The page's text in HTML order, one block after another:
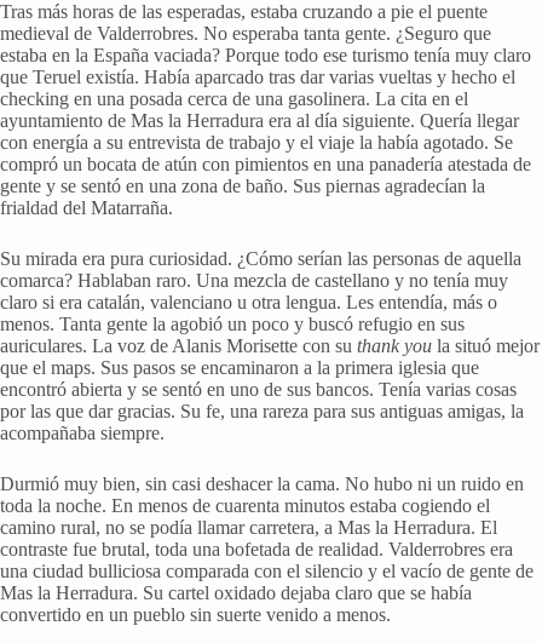
Tras más horas de las esperadas, estaba cruzando a pie el puente
medieval de Valderrobres. No esperaba tanta gente. ¿Seguro que
estaba en la España vaciada? Porque todo ese turismo tenía muy claro
que Teruel existía. Había aparcado tras dar varias vueltas y hecho el
checking en una posada cerca de una gasolinera. La cita en el
ayuntamiento de Mas la Herradura era al día siguiente. Quería llegar
con energía a su entrevista de trabajo y el viaje la había agotado. Se
compró un bocata de atún con pimientos en una panadería atestada de
gente y se sentó en una zona de baño. Sus piernas agradecían la
frialdad del Matarraña.
Su mirada era pura curiosidad. ¿Cómo serían las personas de aquella
comarca? Hablaban raro. Una mezcla de castellano y no tenía muy
claro si era catalán, valenciano u otra lengua. Les entendía, más o
menos. Tanta gente la agobió un poco y buscó refugio en sus
auriculares. La voz de Alanis Morisette con su thank you la situó mejor
que el maps. Sus pasos se encaminaron a la primera iglesia que
encontró abierta y se sentó en uno de sus bancos. Tenía varias cosas
por las que dar gracias. Su fe, una rareza para sus antiguas amigas, la
acompañaba siempre.
Durmió muy bien, sin casi deshacer la cama. No hubo ni un ruido en
toda la noche. En menos de cuarenta minutos estaba cogiendo el
camino rural, no se podía llamar carretera, a Mas la Herradura. El
contraste fue brutal, toda una bofetada de realidad. Valderrobres era
una ciudad bulliciosa comparada con el silencio y el vacío de gente de
Mas la Herradura. Su cartel oxidado dejaba claro que se había
convertido en un pueblo sin suerte venido a menos.